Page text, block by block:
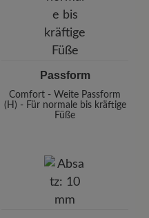
Passform
Comfort - Weite Passform
(H) - Für normale bis kräftige
Füße